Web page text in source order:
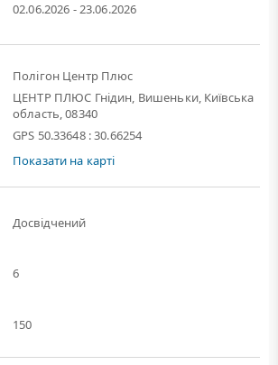
02.06.2026 - 23.06.2026
Полігон Центр Плюс
ЦЕНТР ПЛЮС Гнідин, Вишеньки, Київська
область, 08340
GPS 50.33648 : 30.66254
Показати на карті
Досвідчений
6
150